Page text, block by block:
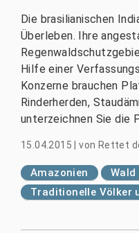
Die brasilianischen
Überleben. Ihre
Hilfe einer
Konzerne brauchen
Rinderherden,
unterzeichnen Sie die
15.04.2015 |von Rettet
Amazonien
Wald
Traditionelle Völker